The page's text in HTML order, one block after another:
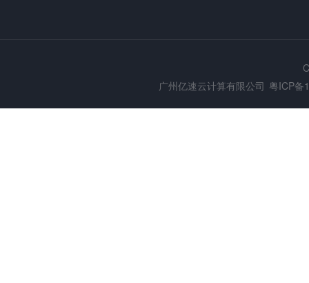
广州亿速云计算有限公司 粤ICP备